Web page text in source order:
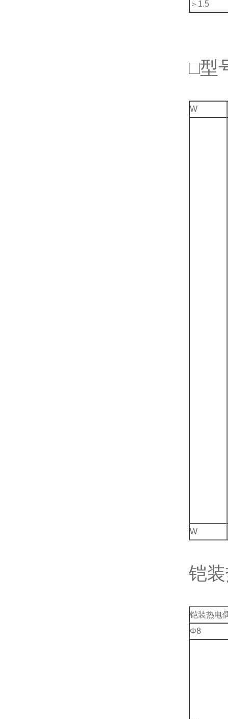
＞1.5
□型
W
W
铠
铠装热电
Φ8